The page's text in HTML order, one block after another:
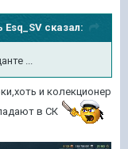
Esq_SV сказал:
...
и колекционер
в СК